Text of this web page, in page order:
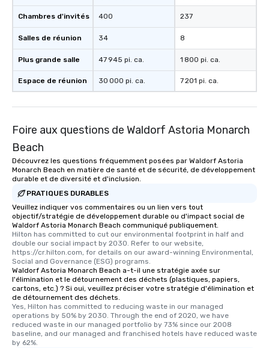
Chambres d'invités
Salles de réunion
Plus grande salle
Espace de réunion
400
34
47 945 pi. ca.
30 000 pi. ca.
237
8
1 800 pi. ca.
7 201 pi. ca.
Foire aux questions de Waldorf Astoria Monarch
Beach
Découvrez les questions fréquemment posées par Waldorf Astoria
Monarch Beach en matière de santé et de sécurité, de développement
durable et de diversité et d'inclusion.
PRATIQUES DURABLES
Veuillez indiquer vos commentaires ou un lien vers tout
objectif/stratégie de développement durable ou d'impact social de
Waldorf Astoria Monarch Beach communiqué publiquement.
Hilton has committed to cut our environmental footprint in half and
double our social impact by 2030. Refer to our website,
https://cr.hilton.com, for details on our award-winning Environmental,
Social and Governance (ESG) programs.
Waldorf Astoria Monarch Beach a-t-il une stratégie axée sur
l'élimination et le détournement des déchets (plastiques, papiers,
cartons, etc.) ? Si oui, veuillez préciser votre stratégie d'élimination et
de détournement des déchets.
Yes, Hilton has committed to reducing waste in our managed
operations by 50% by 2030. Through the end of 2020, we have
reduced waste in our managed portfolio by 73% since our 2008
baseline, and our managed and franchised hotels have reduced waste
by 62%.